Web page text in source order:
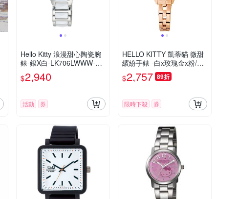
Hello Kitty 浪漫甜心陶瓷腕
錶-銀X白-LK706LWWW-32
mm
$2,940
活動 券
HELLO KITTY 凱蒂貓 微甜
繽紛手錶 -白x玫瑰金x粉/27
mm
$2,757 89折
限時下殺 券